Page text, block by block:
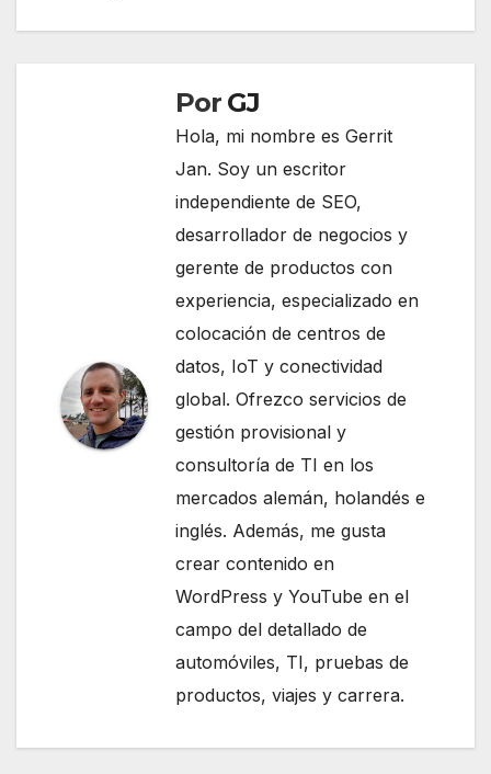
Por GJ
Hola, mi nombre es Gerrit
Jan. Soy un escritor
independiente de SEO,
desarrollador de negocios y
gerente de productos con
experiencia, especializado en
colocación de centros de
datos, IoT y conectividad
global. Ofrezco servicios de
gestión provisional y
consultoría de TI en los
mercados alemán, holandés e
inglés. Además, me gusta
crear contenido en
WordPress y YouTube en el
campo del detallado de
automóviles, TI, pruebas de
productos, viajes y carrera.